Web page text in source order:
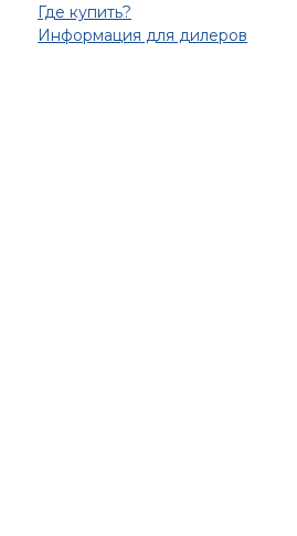
Где купить?
Информация для дилеров